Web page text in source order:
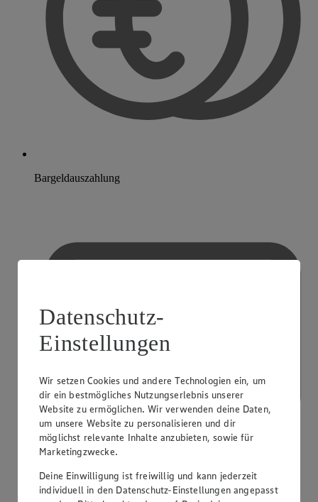
Bargeldauszahlung
Kreditkarte akzeptiert
Datenschutz-
Einstellungen
Wir setzen Cookies und andere Technologien ein, um
dir ein bestmögliches Nutzungserlebnis unserer
Website zu ermöglichen. Wir verwenden deine Daten,
um unsere Website zu personalisieren und dir
möglichst relevante Inhalte anzubieten, sowie für
Marketingzwecke.
Deine Einwilligung ist freiwillig und kann jederzeit
individuell in den Datenschutz-Einstellungen angepasst